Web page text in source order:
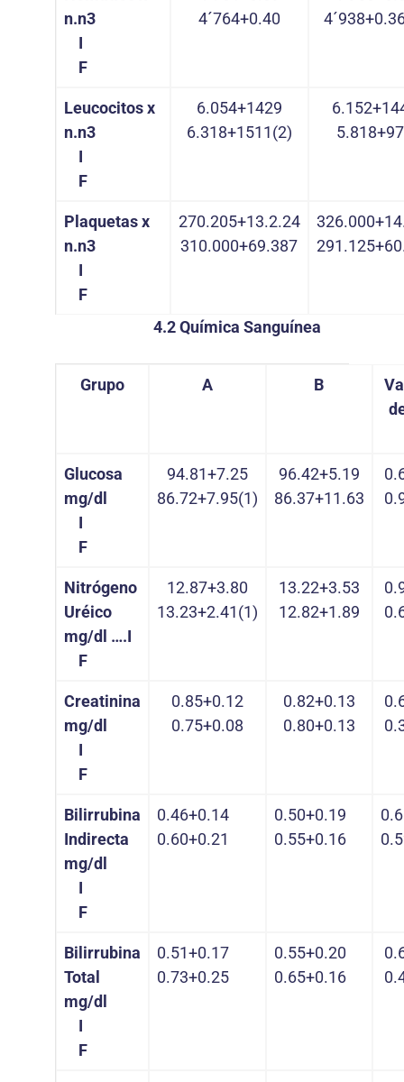
n.n3
I
F
4´764+0.40
Leucocitos x
n.n3
I
F
6.054+1429
6.318+1511(2)
Plaquetas x
n.n3
I
F
270.205+13.2.24
310.000+69.387
4.2 Química Sanguínea
Grupo A B
Glucosa
mg/dl
I
F
94.81+7.25
86.72+7.95(1)
96.42+5.19
86.37+11.63
Nitrógeno
Uréico
mg/dl ….I
F
12.87+3.80
13.23+2.41(1)
13.22+3.53
12.82+1.89
Creatinina
mg/dl
I
F
0.85+0.12
0.75+0.08
0.82+0.13
0.80+0.13
Bilirrubina
Indirecta
mg/dl
I
F
0.46+0.14
0.60+0.21
0.50+0.19
0.55+0.16
Bilirrubina
Total
mg/dl
I
F
0.51+0.17
0.73+0.25
0.55+0.20
0.65+0.16